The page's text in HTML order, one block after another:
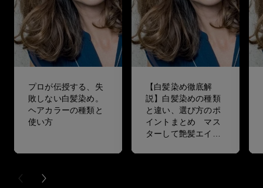
プロが伝授する、失
敗しない白髪染め。
ヘアカラーの種類と
使い方
【白髪染め徹底解
説】白髪染めの種類
と違い、選び方のポ
イントまとめ マス
ターして艶髪エイジ
PREVIOUS CARD
NEXT CARD